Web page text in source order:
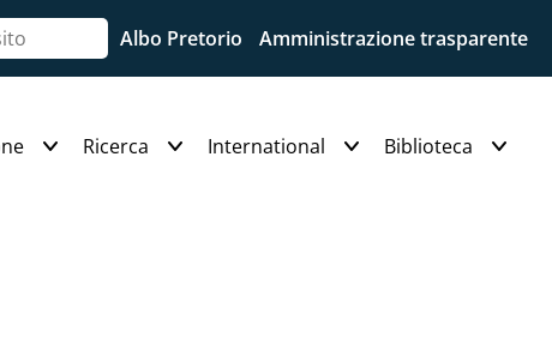
Albo Pretorio Amministrazione trasparente
Ricerca International Biblioteca